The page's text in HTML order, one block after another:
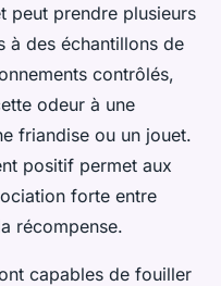
peut prendre plusieurs
à des échantillons de
contrôlés,
odeur à une
friandise ou un jouet.
positif permet aux
forte entre
récompense.
capables de fouiller